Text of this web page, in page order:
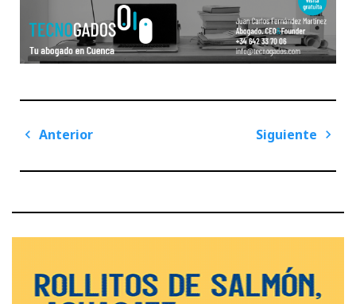
Navegación
entradas
Anterior
Siguiente